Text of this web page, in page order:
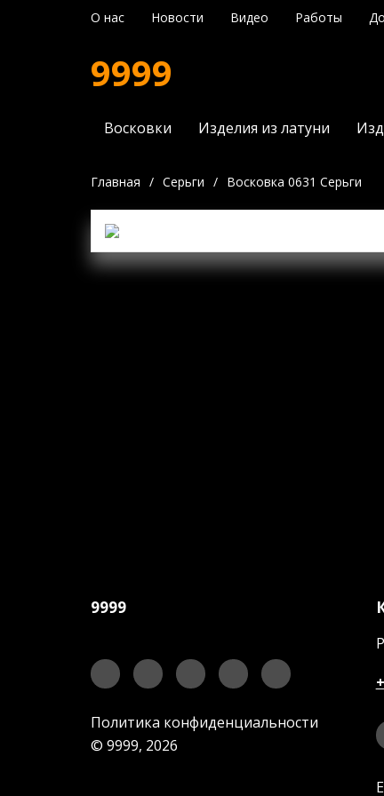
О нас Новости Видео Работы
9999
Восковки Изделия из латуни
Главная / Серьги / Восковка 0631 Серьги
9999
Политика конфиденциальности
© 9999, 2026